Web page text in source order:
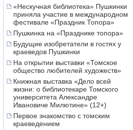
«Нескучная библиотека» Пушкинки
приняла участие в международном
фестивале «Праздник Топора»
Пушкинка на «Празднике топора»
Будущие изобретатели в гостях у
краеведов Пушкинки
На открытии выставки «Томское
общество любителей художеств»
Книжная выставка «Дело всей
жизни: о библиотекаре Томского
университета Александре
Ивановиче Милютине» (12+)
Первое знакомство с томским
краеведением